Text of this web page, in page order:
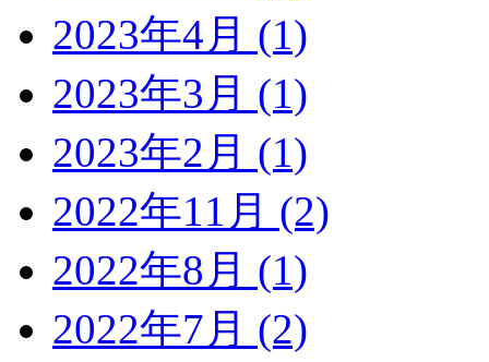
2023年4月 (1)
2023年3月 (1)
2023年2月 (1)
2022年11月 (2)
2022年8月 (1)
2022年7月 (2)